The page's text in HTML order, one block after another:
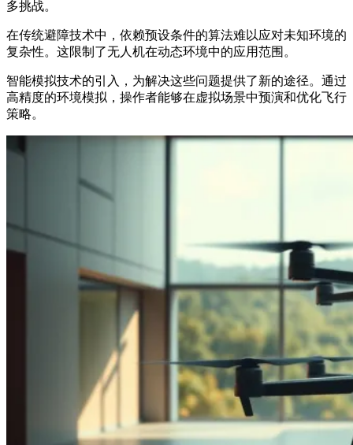
多挑战。
在传统避障技术中，依赖预设条件的算法难以应对未知环境的
复杂性。这限制了无人机在动态环境中的应用范围。
智能模拟技术的引入，为解决这些问题提供了新的途径。通过
高精度的环境模拟，操作者能够在虚拟场景中预演和优化飞行
策略。